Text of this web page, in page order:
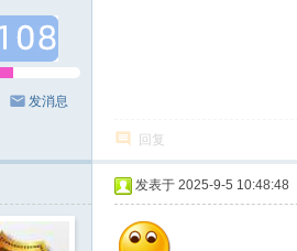
发消息
回复
发表于 2025-9-5 10:48:48